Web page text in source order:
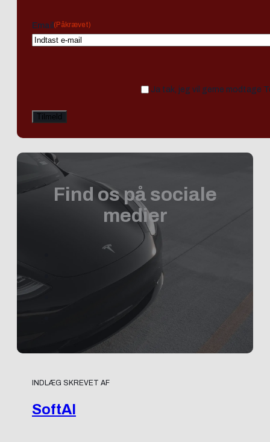
Email (Påkrævet)
Ja tak, jeg vil gerne modtage
Find os på sociale
medier
INDLÆG SKREVET AF
SoftAI